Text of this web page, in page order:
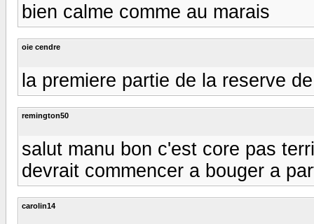
bien calme comme au marais
oie cendre
la premiere partie de la reserve
remington50
salut manu bon c'est core pas
devrait commencer a bouger a
carolin14